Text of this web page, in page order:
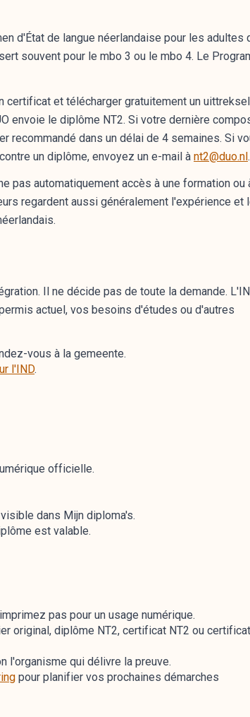
d'État de langue néerlandaise pour les adultes
souvent pour le mbo 3 ou le mbo 4. Le
certificat et télécharger gratuitement un
envoie le diplôme NT2. Si votre dernière
recommandé dans un délai de 4 semaines. Si
un diplôme, envoyez un e-mail à nt2@duo.nl.
pas automatiquement accès à une formation ou
regardent aussi généralement l'expérience et
Il ne décide pas de toute la demande.
actuel, vos besoins d'études ou d'autres
vous à la gemeente.
l'IND.
officielle.
dans Mijn diploma's.
est valable.
pas pour un usage numérique.
original, diplôme NT2, certificat NT2 ou
l'organisme qui délivre la preuve.
pour planifier vos prochaines démarches